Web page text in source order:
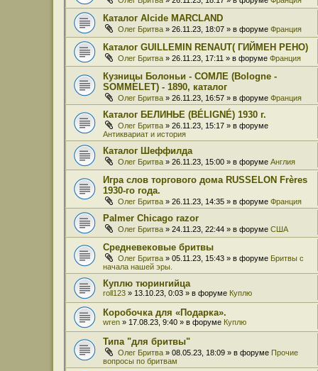
Каталог Alcide MARCLAND
Олег Бритва » 26.11.23, 18:07 » в форуме Франция
Каталог GUILLEMIN RENAUT( ГИЙМЕН РЕНО)
Олег Бритва » 26.11.23, 17:11 » в форуме Франция
Кузницы Болоньи - СОМЛЕ (Bologne -
SOMMELET) - 1890, каталог
Олег Бритва » 26.11.23, 16:57 » в форуме Франция
Каталог БЕЛИНЬЕ (BÉLIGNÉ) 1930 г.
Олег Бритва » 26.11.23, 15:17 » в форуме
Антиквариат и история
Каталог Шеффилда
Олег Бритва » 26.11.23, 15:00 » в форуме Англия
Игра слов торгового дома RUSSELON Frères
1930-го года.
Олег Бритва » 26.11.23, 14:35 » в форуме Франция
Palmer Chicago razor
Олег Бритва » 24.11.23, 22:44 » в форуме США
Средневековые бритвы
Олег Бритва » 05.11.23, 15:43 » в форуме Бритвы с
начала нашей эры.
Куплю тюрингийца
roll123 » 13.10.23, 0:03 » в форуме Куплю
Коробочка для «Подарка».
wren » 17.08.23, 9:40 » в форуме Куплю
Типа "для бритвы"
Олег Бритва » 08.05.23, 18:09 » в форуме Прочие
вопросы по бритвам